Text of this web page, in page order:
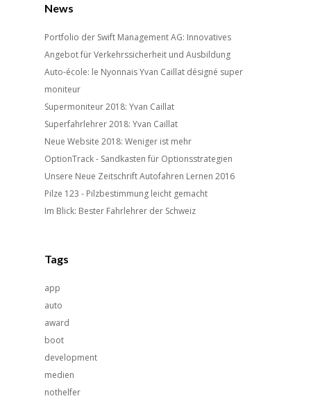
News
Portfolio der Swift Management AG: Innovatives
Angebot für Verkehrssicherheit und Ausbildung
Auto-école: le Nyonnais Yvan Caillat désigné super
moniteur
Supermoniteur 2018: Yvan Caillat
Superfahrlehrer 2018: Yvan Caillat
Neue Website 2018: Weniger ist mehr
OptionTrack - Sandkasten für Optionsstrategien
Unsere Neue Zeitschrift Autofahren Lernen 2016
Pilze 123 - Pilzbestimmung leicht gemacht
Im Blick: Bester Fahrlehrer der Schweiz
Tags
app
auto
award
boot
development
medien
nothelfer